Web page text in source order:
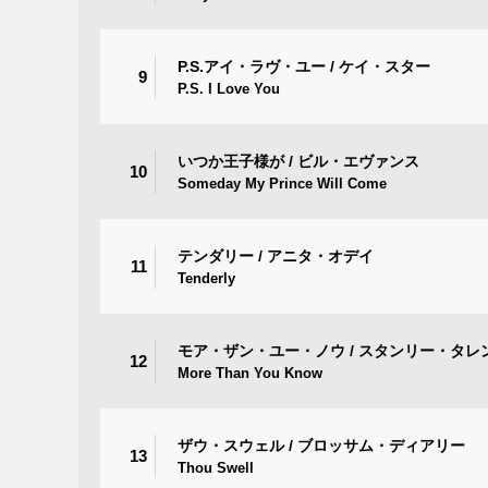
9
P.S.アイ・ラヴ・ユー / ケイ・スター
P.S. I Love You
10
いつか王子様が / ビル・エヴァンス
Someday My Prince Will Come
11
テンダリー / アニタ・オデイ
Tenderly
12
モア・ザン・ユー・ノウ / スタンリー・タレ
More Than You Know
13
ザウ・スウェル / ブロッサム・ディアリー
Thou Swell